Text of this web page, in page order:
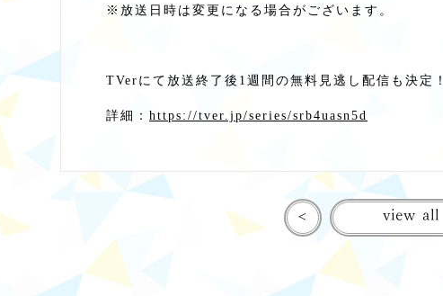
※放送日時は変更になる場合がございます。
TVerにて放送終了後1週間の無料見逃し配信も決定！
詳細： https://tver.jp/series/srb4uasn5d
< view all